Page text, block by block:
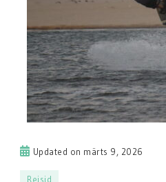
Updated on märts 9, 2026
Reisid